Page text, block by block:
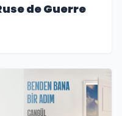
de Guerre